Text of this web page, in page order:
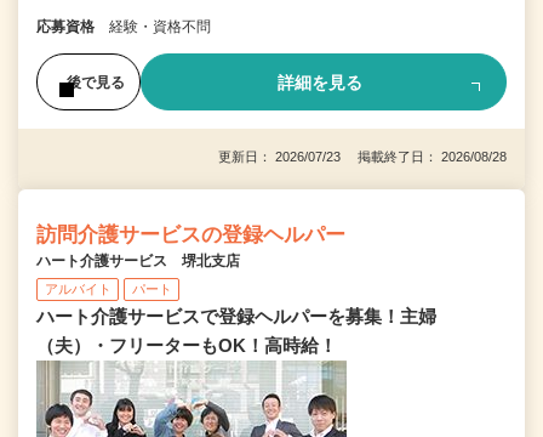
応募資格 経験・資格不問
後で見る 詳細を見る
更新日： 2026/07/23 掲載終了日： 2026/08/28
訪問介護サービスの登録ヘルパー
ハート介護サービス 堺北支店
アルバイト パート
ハート介護サービスで登録ヘルパーを募集！主婦
（夫）・フリーターもOK！高時給！